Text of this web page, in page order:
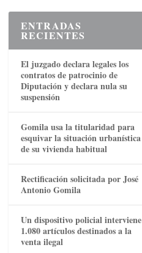
ENTRADAS
RECIENTES
El juzgado declara legales los
contratos de patrocinio de
Diputación y declara nula su
suspensión
Gomila usa la titularidad para
esquivar la situación urbanística
de su vivienda habitual
Rectificación solicitada por José
Antonio Gomila
Un dispositivo policial interviene
1.080 artículos destinados a la
venta ilegal